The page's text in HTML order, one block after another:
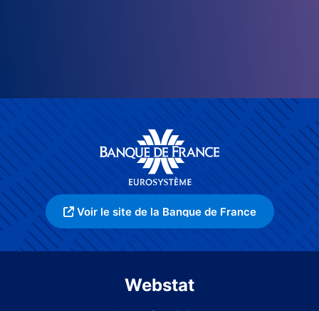
Voir le site de la Banque de France
Webstat